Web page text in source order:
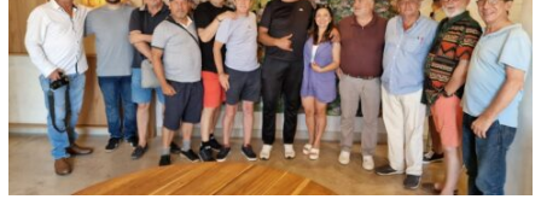
5